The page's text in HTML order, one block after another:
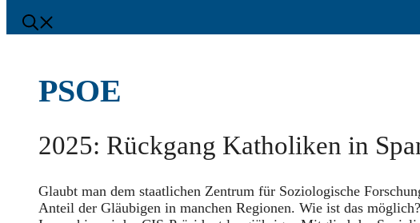
PSOE
2025: Rückgang Katholiken in
Glaubt man dem staatlichen Zentrum für Soziologische
Anteil der Gläubigen in manchen Regionen. Wie ist das